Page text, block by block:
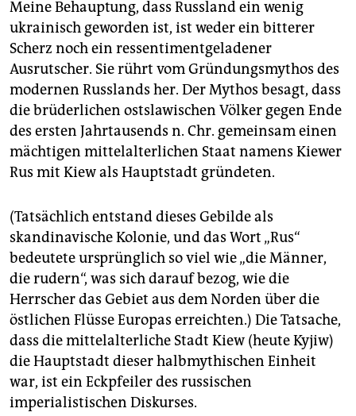
Meine Behauptung, dass Russland ein wenig
ukrai­nisch geworden ist, ist weder ein bitterer
Scherz noch ein ressentimentgeladener
Ausrutscher. Sie rührt vom Gründungsmythos des
modernen Russlands her. Der Mythos besagt, dass
die brüderlichen ostslawischen Völker gegen Ende
des ersten Jahrtausends n. Chr. gemeinsam einen
mächtigen mittelalterlichen Staat namens Kiewer
Rus mit Kiew als Hauptstadt gründeten.
(Tatsächlich entstand dieses Gebilde als
skandinavische Kolonie, und das Wort „Rus“
bedeutete ursprünglich so viel wie „die Männer,
die rudern“, was sich darauf bezog, wie die
Herrscher das Gebiet aus dem Norden über die
östlichen Flüsse Europas erreichten.) Die Tatsache,
dass die mittelalterliche Stadt Kiew (heute Kyjiw)
die Hauptstadt dieser halbmythischen Einheit
war, ist ein Eckpfeiler des russischen
imperialistischen Diskurses.